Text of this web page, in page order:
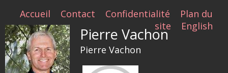
Accueil Contact Confidentialité
Plan du
site
English
Pierre Vachon
Pierre Vachon